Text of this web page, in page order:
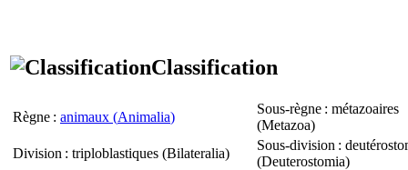
Classification
Règne : animaux (Animalia)
Sous-règne : métazoaires
(Metazoa)
Division : triploblastiques (Bilateralia)
Sous-division :
(Deuterostomia)